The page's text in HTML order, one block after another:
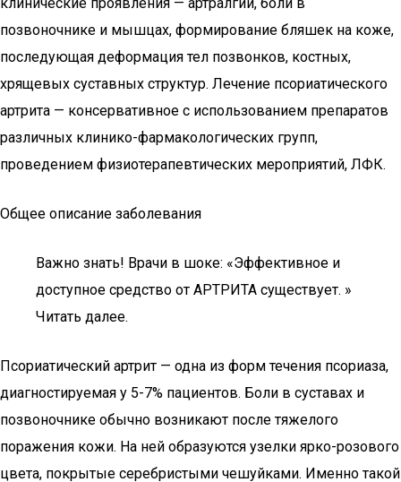
позвоночнике и мышцах, формирование бляшек на коже,
последующая деформация тел позвонков, костных,
хрящевых суставных структур. Лечение псориатического
артрита — консервативное с использованием препаратов
различных клинико-фармакологических групп,
проведением физиотерапевтических мероприятий, ЛФК.
Общее описание заболевания
Важно знать! Врачи в шоке: «Эффективное и
доступное средство от АРТРИТА существует. »
Читать далее.
Псориатический артрит — одна из форм течения псориаза,
диагностируемая у 5-7% пациентов. Боли в суставах и
позвоночнике обычно возникают после тяжелого
поражения кожи. На ней образуются узелки ярко-розового
цвета, покрытые серебристыми чешуйками. Именно такой